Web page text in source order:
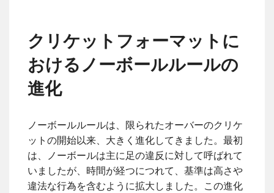
クリケットフォーマットに
おけるノーボールルールの
進化
ノーボールルールは、限られたオーバーのクリケ
ットの開始以来、大きく進化してきました。最初
は、ノーボールは主に足の違反に対して呼ばれて
いましたが、時間が経つにつれて、基準は高さや
違法な行為を含むように拡大しました。この進化